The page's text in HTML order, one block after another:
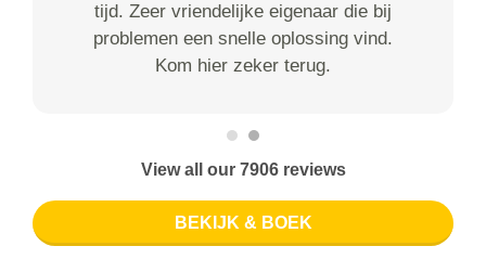
tijd. Zeer vriendelijke eigenaar die bij
problemen een snelle oplossing vind.
Kom hier zeker terug.
View all our 7906 reviews
BEKIJK & BOEK